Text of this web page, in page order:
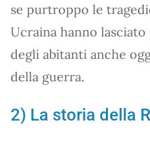
se purtroppo le
Ucraina hanno
degli abitanti anche
della guerra.
2) La storia della